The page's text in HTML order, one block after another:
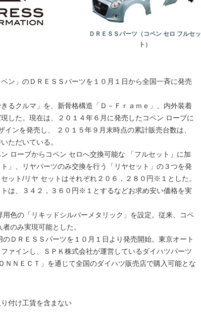
ＤＲＥＳＳパーツ（コペン セロ フルセッ
ト）
ン」のＤＲＥＳＳパーツを１０月１日から全国一斉に発売
るクルマ」を、新骨格構造「Ｄ－Ｆｒａｍｅ」、内外装着
した。現在は、２０１４年６月に発売したコペン ローブに
ンを発売し、 ２０１５年９月末時点の累計販売台数は、
ただいている。
ローブからコペン セロへ交換可能な 「フルセット」に加
」、リヤパーツのみ交換を行う「リヤセット」の３つを発
ット/リヤ セットはそれぞれ２０６，２８０円※１とした。
は、３４２，３６０円※１とするなどお求め安い価格を実
色の「リキッドシルバーメタリック」を設定。従来、コペ
のみ実現可能とした。
ＤＲＥＳＳパーツを１０月１日より発売開始。東京オート
ァインし、ＳＰＫ株式会社が運営しているダイハツパーツ
ＮＥＣＴ」を通じて全国のダイハツ販売店で購入可能とな
付け工賃を含まない